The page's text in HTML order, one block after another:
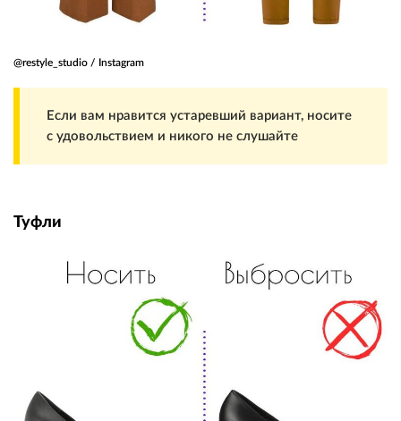
@restyle_studio / Instagram
Если вам нравится устаревший вариант, носите
с удовольствием и никого не слушайте
Туфли